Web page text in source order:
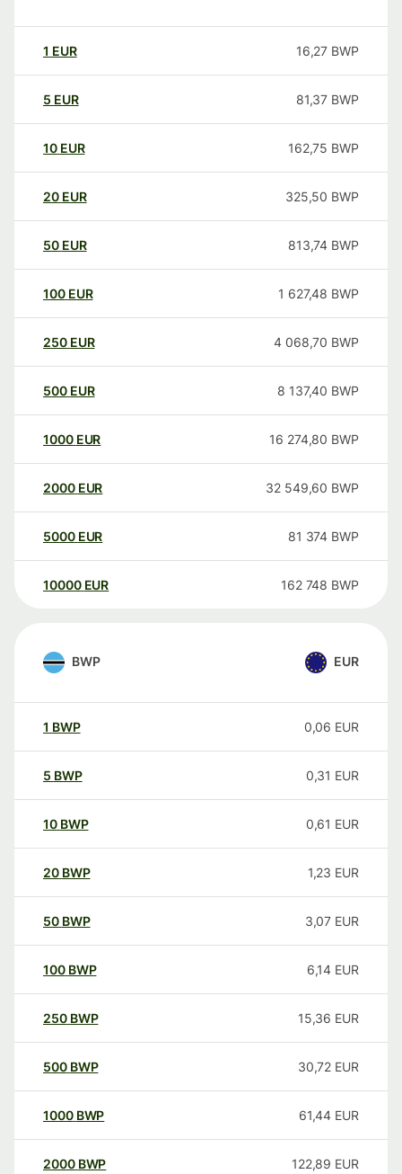
1 EUR 16,27 BWP
5 EUR 81,37 BWP
10 EUR 162,75 BWP
20 EUR 325,50 BWP
50 EUR 813,74 BWP
100 EUR 1 627,48 BWP
250 EUR 4 068,70 BWP
500 EUR 8 137,40 BWP
1000 EUR 16 274,80 BWP
2000 EUR 32 549,60 BWP
5000 EUR 81 374 BWP
10000 EUR 162 748 BWP
BWP EUR
1 BWP 0,06 EUR
5 BWP 0,31 EUR
10 BWP 0,61 EUR
20 BWP 1,23 EUR
50 BWP 3,07 EUR
100 BWP 6,14 EUR
250 BWP 15,36 EUR
500 BWP 30,72 EUR
1000 BWP 61,44 EUR
2000 BWP 122,89 EUR